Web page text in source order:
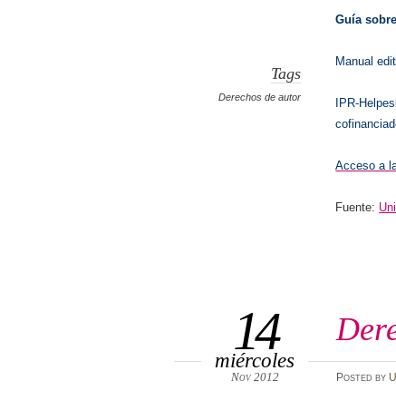
Tags
Derechos de autor
Guía
Manual
IPR-
Acceso a
Fuente:
14
miércoles
Nov 2012 Posted by